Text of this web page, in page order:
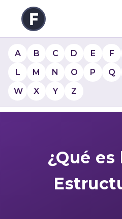
A B C D E F
L
M N O P Q
W
X Y Z
¿Qué es